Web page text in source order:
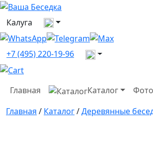
Калуга Выберите город
+7 (495) 220-19-96 Все контакты
Главная Каталог Фото
Главная / Каталог/Деревянные